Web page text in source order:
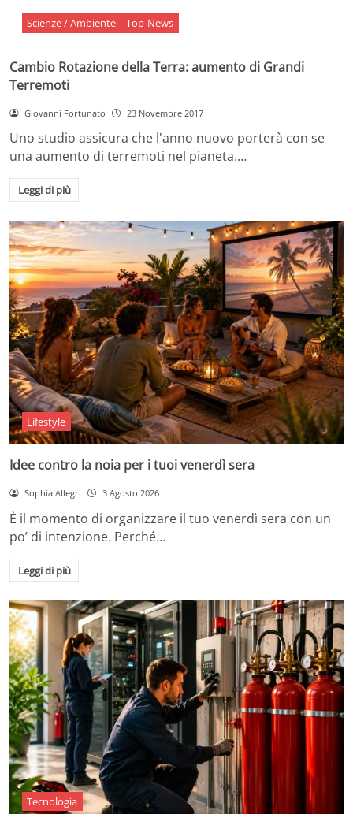
Scienze / Ambiente Top-News
Cambio Rotazione della Terra: aumento di Grandi
Terremoti
Giovanni Fortunato 23 Novembre 2017
Uno studio assicura che l'anno nuovo porterà con se
una aumento di terremoti nel pianeta.…
Leggi di più
Lifestyle
Idee contro la noia per i tuoi venerdì sera
Sophia Allegri 3 Agosto 2026
È il momento di organizzare il tuo venerdì sera con un
po’ di intenzione. Perché…
Leggi di più
Tecnologia